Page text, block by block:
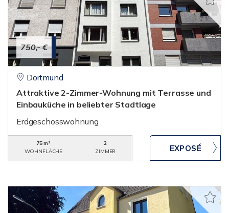
750,- €
Dortmund
Attraktive 2-Zimmer-Wohnung mit Terrasse und
Einbauküche in beliebter Stadtlage
Erdgeschosswohnung
75 m²
WOHNFLÄCHE
2
ZIMMER